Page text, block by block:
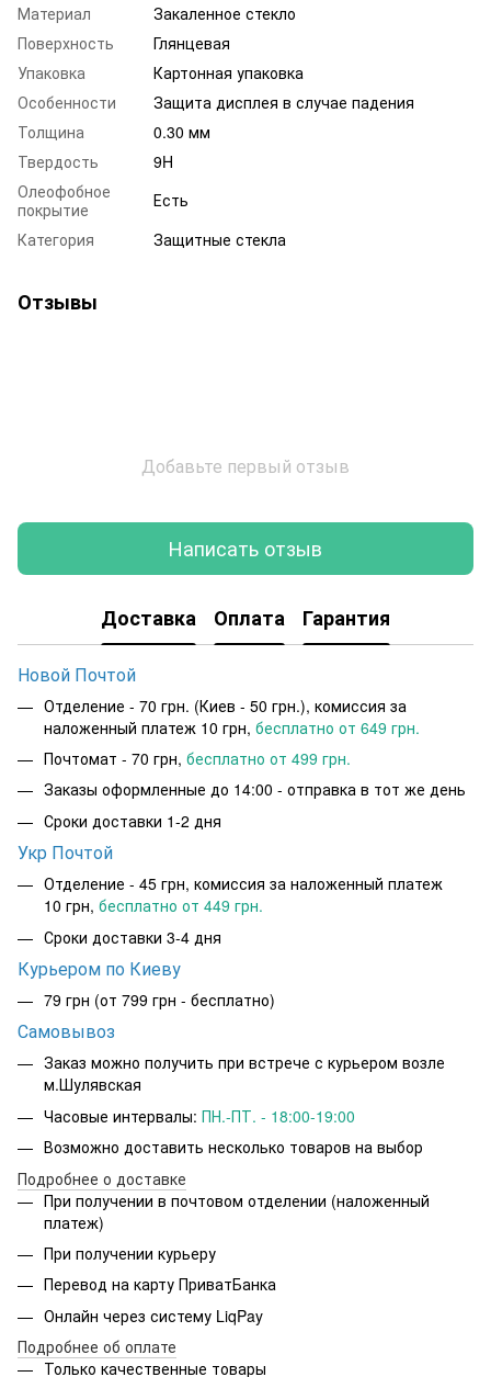
Материал
Закаленное стекло
Поверхность
Глянцевая
Упаковка
Картонная упаковка
Особенности
Защита дисплея в случае падения
Толщина
0.30 мм
Твердость
9H
Олеофобное
покрытие
Есть
Категория
Защитные стекла
Отзывы
Добавьте первый отзыв
Написать отзыв
Доставка Оплата Гарантия
Новой Почтой
Отделение - 70 грн. (Киев - 50 грн.), комиссия за
наложенный платеж 10 грн, бесплатно от 649 грн.
Почтомат - 70 грн, бесплатно от 499 грн.
Заказы оформленные до 14:00 - отправка в тот же день
Сроки доставки 1-2 дня
Укр Почтой
Отделение - 45 грн, комиссия за наложенный платеж
10 грн, бесплатно от 449 грн.
Сроки доставки 3-4 дня
Курьером по Киеву
79 грн (от 799 грн - бесплатно)
Самовывоз
Заказ можно получить при встрече с курьером возле
м.Шулявская
Часовые интервалы: ПН.-ПТ. - 18:00-19:00
Возможно доставить несколько товаров на выбор
Подробнее о доставке
При получении в почтовом отделении (наложенный
платеж)
При получении курьеру
Перевод на карту ПриватБанка
Онлайн через систему LiqPay
Подробнее об оплате
Только качественные товары